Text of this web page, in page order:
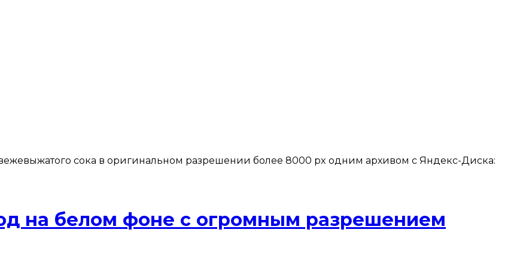
сока в оригинальном разрешении более 8000 px одним архивом с Яндекс-Диска:
на белом фоне с огромным разрешением